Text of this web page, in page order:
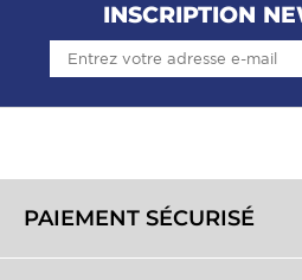
INSCRIPTION
PAIEMENT SÉCURISÉ